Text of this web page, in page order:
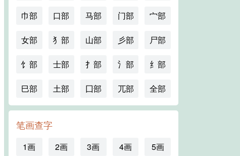
巾部 口部 马部 门部 宀部
女部 犭部 山部 彡部 尸部
饣部 士部 扌部 氵部 纟部
巳部 土部 囗部 兀部 全部
笔画查字
1画 2画 3画 4画 5画